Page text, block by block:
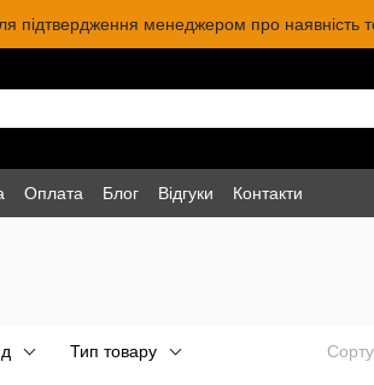
підтвердження менеджером про наявність
Оплата Блог Відгуки Контакти
Тип товару